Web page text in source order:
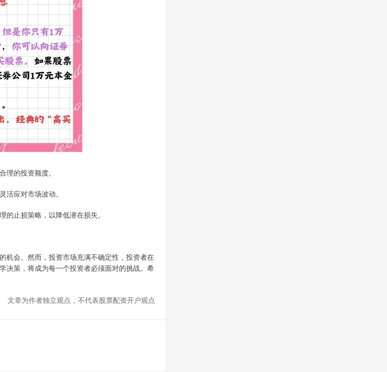
理的投资额度。
活应对市场波动。
的止损策略，以降低潜在损失。
机会。然而，投资市场充满不确定性，投资者在
决策，将成为每一个投资者必须面对的挑战。希
文章为作者独立观点，不代表股票配资开户观点